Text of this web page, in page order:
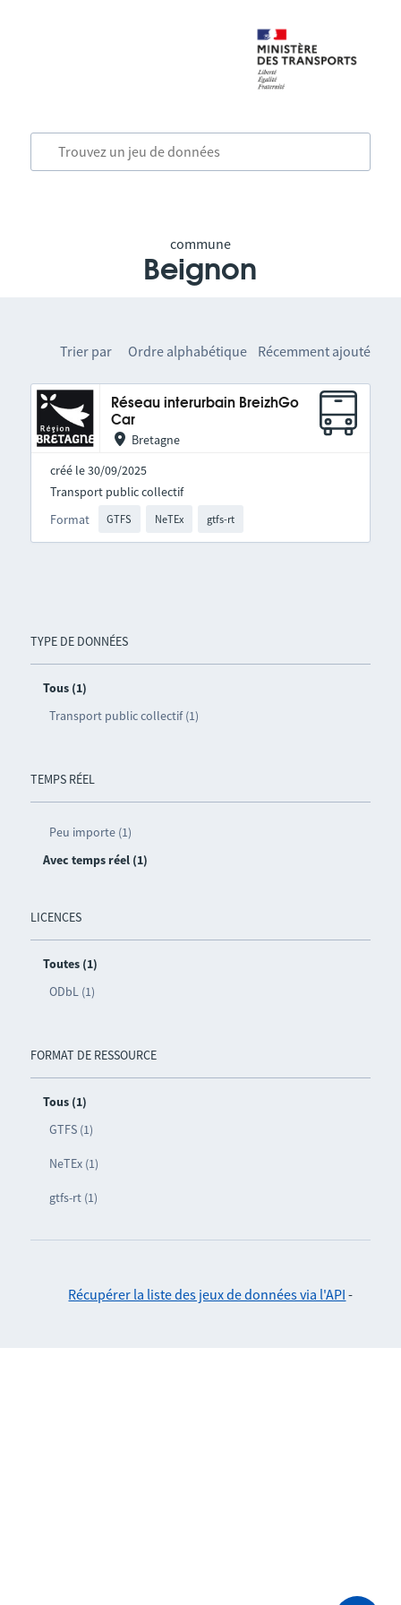
commune
Beignon
TYPE DE DONNÉES
Tous (1)
Transport public collectif (1)
TEMPS RÉEL
Peu importe (1)
Avec temps réel (1)
LICENCES
Toutes (1)
ODbL (1)
FORMAT DE RESSOURCE
Tous (1)
GTFS (1)
NeTEx (1)
gtfs-rt (1)
Trier par Ordre alphabétique Récemment ajouté
Réseau interurbain BreizhGo
Car
Bretagne
créé le 30/09/2025
Format GTFS NeTEx gtfs-rt
Transport public collectif
Récupérer la liste des jeux de données via l'API -